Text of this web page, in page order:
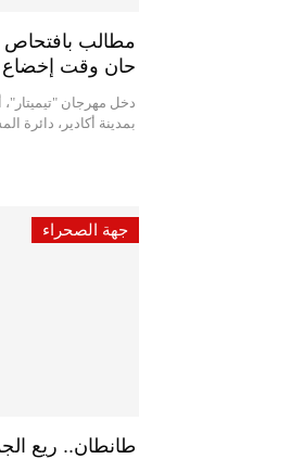
مطالب بافتحاص
حان وقت إخضاع
دخل مهرجان "تيميتار"،
بمدينة أكادير، دائرة
جهة الصحراء
طانطان.. ريع